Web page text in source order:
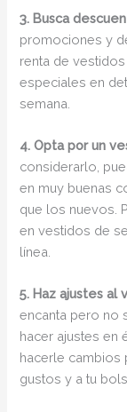
3. Busca
promociones y
renta de
especiales en
semana.
4. Opta por un
considerarlo,
en muy buenas
que los nuevos.
en vestidos de
línea.
5. Haz ajustes al
encanta pero no
hacer ajustes en
hacerle cambios
gustos y a tu